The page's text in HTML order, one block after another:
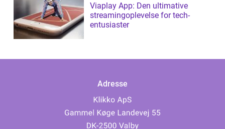
Viaplay App: Den ultimative
streamingoplevelse for tech-
entusiaster
Adresse